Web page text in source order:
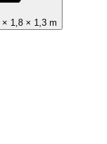
× 1,8 × 1,3 m